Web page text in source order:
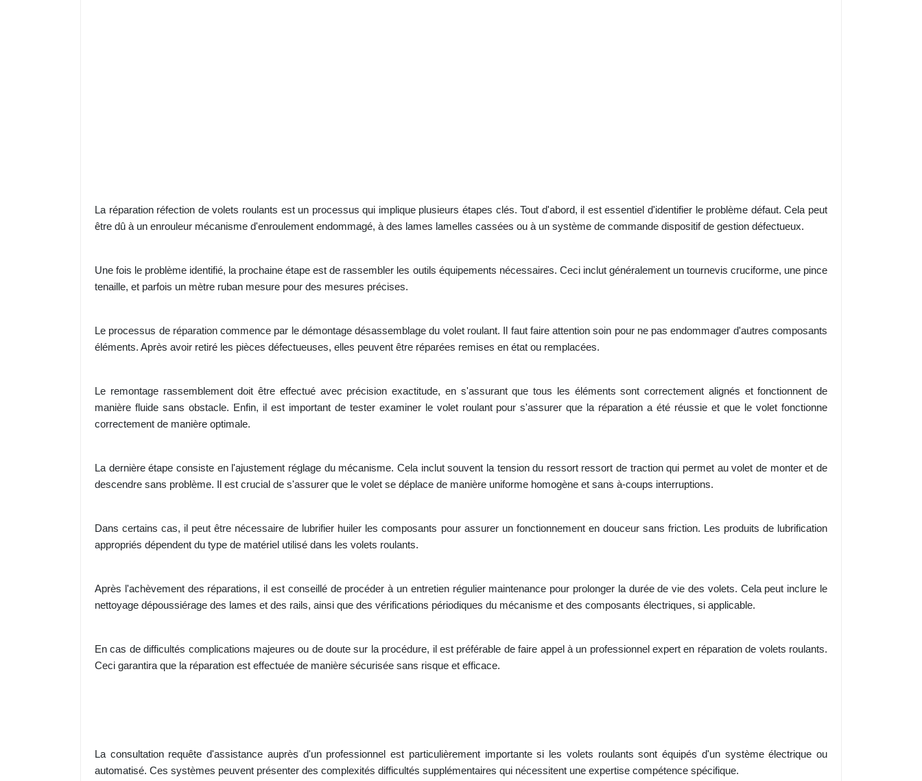
La réparation réfection de volets roulants est un processus qui implique plusieurs étapes clés. Tout d'abord, il est essentiel d'identifier le problème défaut. Cela peut
être dû à un enrouleur mécanisme d'enroulement endommagé, à des lames lamelles cassées ou à un système de commande dispositif de gestion défectueux.
Une fois le problème identifié, la prochaine étape est de rassembler les outils équipements nécessaires. Ceci inclut généralement un tournevis cruciforme, une pince
tenaille, et parfois un mètre ruban mesure pour des mesures précises.
Le processus de réparation commence par le démontage désassemblage du volet roulant. Il faut faire attention soin pour ne pas endommager d'autres composants
éléments. Après avoir retiré les pièces défectueuses, elles peuvent être réparées remises en état ou remplacées.
Le remontage rassemblement doit être effectué avec précision exactitude, en s'assurant que tous les éléments sont correctement alignés et fonctionnent de
manière fluide sans obstacle. Enfin, il est important de tester examiner le volet roulant pour s'assurer que la réparation a été réussie et que le volet fonctionne
correctement de manière optimale.
La dernière étape consiste en l'ajustement réglage du mécanisme. Cela inclut souvent la tension du ressort ressort de traction qui permet au volet de monter et de
descendre sans problème. Il est crucial de s'assurer que le volet se déplace de manière uniforme homogène et sans à-coups interruptions.
Dans certains cas, il peut être nécessaire de lubrifier huiler les composants pour assurer un fonctionnement en douceur sans friction. Les produits de lubrification
appropriés dépendent du type de matériel utilisé dans les volets roulants.
Après l'achèvement des réparations, il est conseillé de procéder à un entretien régulier maintenance pour prolonger la durée de vie des volets. Cela peut inclure le
nettoyage dépoussiérage des lames et des rails, ainsi que des vérifications périodiques du mécanisme et des composants électriques, si applicable.
En cas de difficultés complications majeures ou de doute sur la procédure, il est préférable de faire appel à un professionnel expert en réparation de volets roulants.
Ceci garantira que la réparation est effectuée de manière sécurisée sans risque et efficace.
La consultation requête d'assistance auprès d'un professionnel est particulièrement importante si les volets roulants sont équipés d'un système électrique ou
automatisé. Ces systèmes peuvent présenter des complexités difficultés supplémentaires qui nécessitent une expertise compétence spécifique.